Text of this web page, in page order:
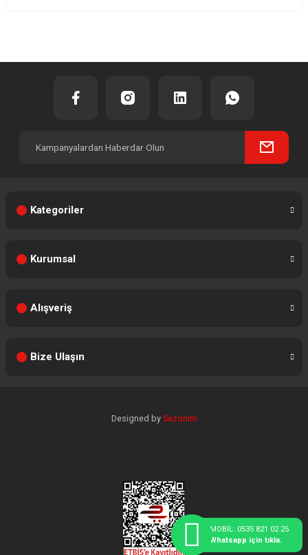
Kategoriler
Kurumsal
Alışveriş
Bize Ulaşın
Designed by Sezonim
MOBİL: 0535 821 02 25
Whatsapp için tıkla.